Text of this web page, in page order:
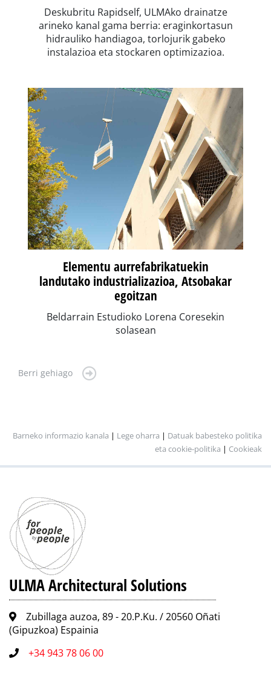
Deskubritu Rapidself, ULMAko drainatze
arineko kanal gama berria: eraginkortasun
hidrauliko handiagoa, torlojurik gabeko
instalazioa eta stockaren optimizazioa.
Elementu aurrefabrikatuekin
landutako industrializazioa, Atsobakar
egoitzan
Beldarrain Estudioko Lorena Coresekin
solasean
Berri gehiago
Barneko informazio kanala | Lege oharra | Datuak babesteko politika
eta cookie-politika | Cookieak
ULMA Architectural Solutions
Zubillaga auzoa, 89 - 20.P.Ku. / 20560 Oñati
(Gipuzkoa) Espainia
+34 943 78 06 00